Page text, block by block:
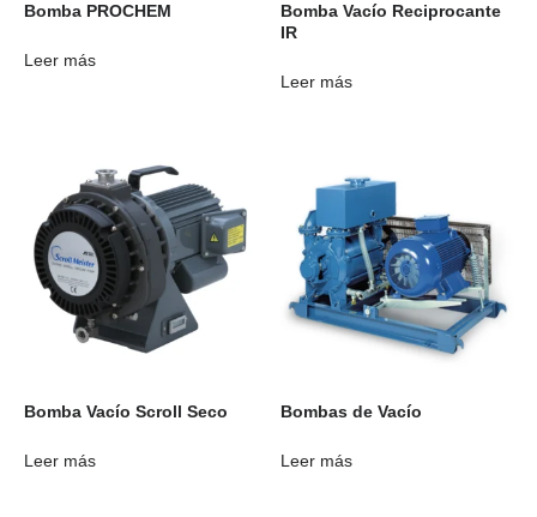
Bomba PROCHEM
Leer más
Bomba Vacío Reciprocante
IR
Leer más
Bomba Vacío Scroll Seco
Leer más
Bombas de Vacío
Leer más